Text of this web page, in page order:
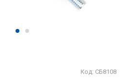
Код: СБ8108